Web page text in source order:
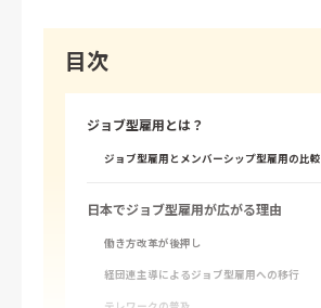
目次
ジョブ型雇用とは？
ジョブ型雇用とメンバーシップ型雇用の比較
日本でジョブ型雇用が広がる理由
働き方改革が後押し
経団連主導によるジョブ型雇用への移行